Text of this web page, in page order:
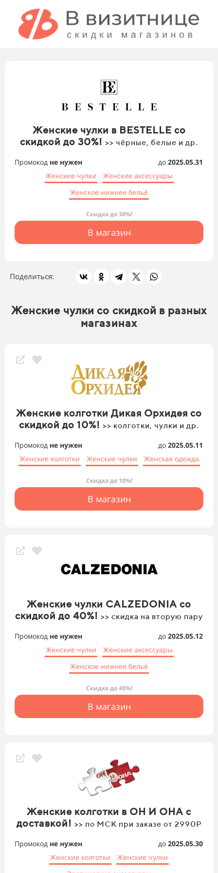
Женские чулки в BESTELLE со
скидкой до 30%! >> чёрные, белые и др.
Промокод не нужен до 2025.05.31
Женские чулки
Женские аксессуары
Женское нижнее бельё
Скидка до 30%!
В магазин
Поделиться:
Женские чулки со скидкой в разных
магазинах
Женские колготки Дикая Орхидея со
скидкой до 10%! >> колготки, чулки и др.
Промокод не нужен до 2025.05.11
Женские колготки
Женские чулки Женская одежда
Скидка до 10%!
В магазин
Женские чулки CALZEDONIA со
скидкой до 40%! >> скидка на вторую пару
Промокод не нужен до 2025.05.12
Женские чулки
Женские аксессуары
Женское нижнее бельё
Скидка до 40%!
В магазин
Женские колготки в ОН И ОНА с
доставкой! >> по МСК при заказе от 2990Р
Промокод не нужен до 2025.05.30
Женские колготки
Женские чулки